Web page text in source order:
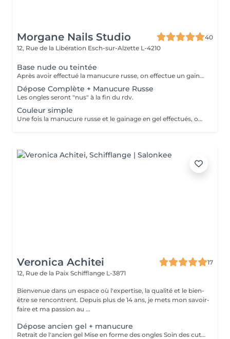
Morgane Nails Studio
40
12, Rue de la Libération Esch-sur-Alzette L-4210
Base nude ou teintée
Après avoir effectué la manucure russe, on effectue un gainage sur l'ongle naturel à l'aide d'un gel qui peut être soit nude (naturel) soit teinté (blanc laiteux, rosé, pailleté ). On ne posera pas de couleur au dessus du gel ni de nail art pour cette prestation
Dépose Complète + Manucure Russe
Les ongles seront "nus" à la fin du rdv.
Couleur simple
Une fois la manucure russe et le gainage en gel effectués, on applique une (ou plusieurs) couleur(s) en fonction de vos envies. pailleté ). Cette prestation ne comporte pas de nail art
Veronica Achitei
17
12, Rue de la Paix Schifflange L-3871
Bienvenue dans un espace où l'expertise, la qualité et le bien-
être se rencontrent. Depuis plus de 14 ans, je mets mon savoir-
faire et ma passion au ...
Dépose ancien gel + manucure
Retrait de l'ancien gel Mise en forme des ongles Soin des cuticules Manucure russe et hydratation des mains.